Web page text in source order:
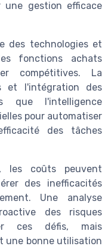
une gestion efficace
des technologies et
fonctions achats
compétitives. La
et l'intégration des
que l'intelligence
pour automatiser
des tâches
les coûts peuvent
des inefficacités
Une analyse
des risques
ces défis, mais
une bonne utilisation